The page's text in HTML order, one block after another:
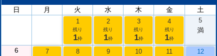
日
月 火 水 木 金 土
1
残り
1枠
2
残り
1枠
3
残り
1枠
4
残り
1枠
5
満
6
7 8 9 10 11 12